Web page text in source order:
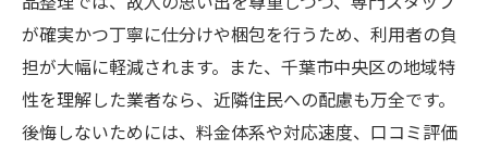
が確実かつ丁寧に仕分けや梱包を行うため、利用者の負
担が大幅に軽減されます。また、千葉市中央区の地域特
性を理解した業者なら、近隣住民への配慮も万全です。
後悔しないためには、料金体系や対応速度、口コミ評価